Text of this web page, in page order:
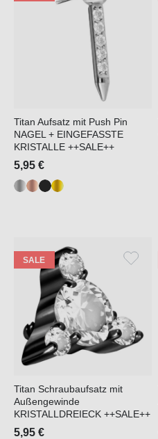
Titan Aufsatz mit Push Pin
NAGEL + EINGEFASSTE
KRISTALLE ++SALE++
5,95 €
SALE
Titan Schraubaufsatz mit
Außengewinde
KRISTALLDREIECK ++SALE++
5,95 €